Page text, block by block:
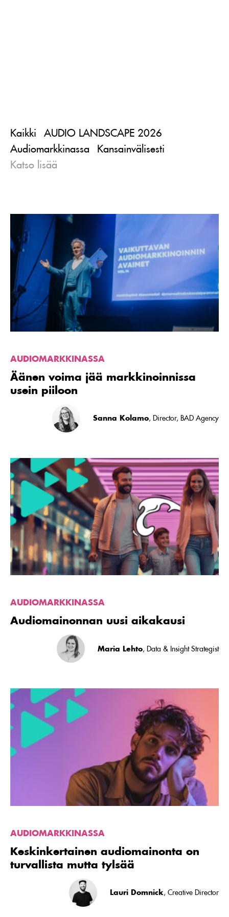
Kaikki AUDIO LANDSCAPE 2026
Audiomarkkinassa Kansainvälisesti
Katso lisää
artikkeli
Äänen
voima
jää
markkinoinnissa
usein
piiloon
AUDIOMARKKINASSA
Äänen voima jää markkinoinnissa
usein piiloon
Sanna Kolamo, Director, BAD Agency
Lue
artikkeli
Audiomainonnan
uusi
aikakausi
AUDIOMARKKINASSA
Audiomainonnan uusi aikakausi
Maria Lehto, Data & Insight Strategist
Lue
artikkeli
Keskinkertainen
audiomainonta
on
turvallista
mutta
tylsää
AUDIOMARKKINASSA
Keskinkertainen audiomainonta on
turvallista mutta tylsää
Lauri Domnick, Creative Director